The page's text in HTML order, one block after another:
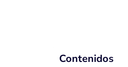
Contenidos